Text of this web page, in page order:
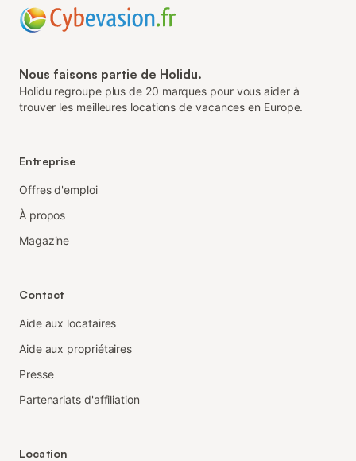
Nous faisons partie de Holidu.
Holidu regroupe plus de 20 marques pour vous aider à
trouver les meilleures locations de vacances en Europe.
Entreprise
Offres d'emploi
À propos
Magazine
Contact
Aide aux locataires
Aide aux propriétaires
Presse
Partenariats d'affiliation
Location